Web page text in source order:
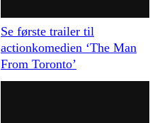
Se første trailer til
actionkomedien ‘The Man
From Toronto’